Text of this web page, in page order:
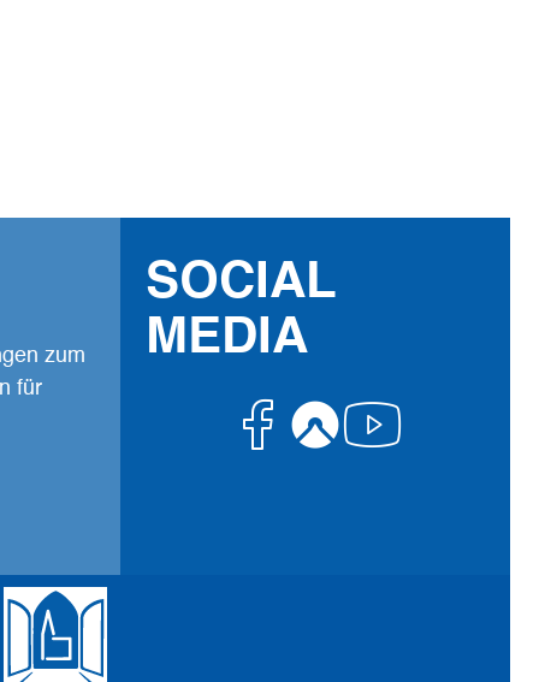
zum
für
SOCIAL
MEDIA
Facebook
Komoot